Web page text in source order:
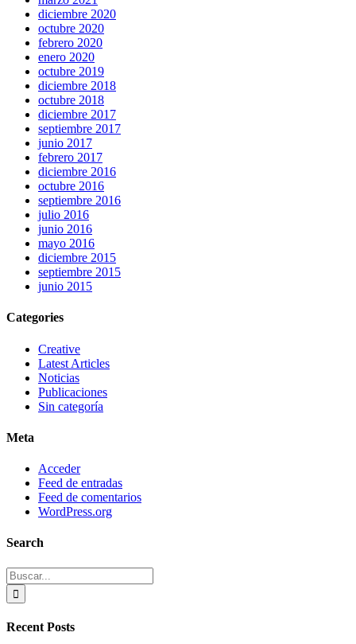
diciembre 2020
octubre 2020
febrero 2020
enero 2020
octubre 2019
diciembre 2018
octubre 2018
diciembre 2017
septiembre 2017
junio 2017
febrero 2017
diciembre 2016
octubre 2016
septiembre 2016
julio 2016
junio 2016
mayo 2016
diciembre 2015
septiembre 2015
junio 2015
Categories
Creative
Latest Articles
Noticias
Publicaciones
Sin categoría
Meta
Acceder
Feed de entradas
Feed de comentarios
WordPress.org
Search
Buscar:
Recent Posts